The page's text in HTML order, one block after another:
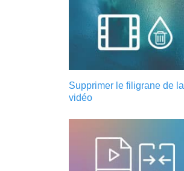
Supprimer le filigrane de la
vidéo